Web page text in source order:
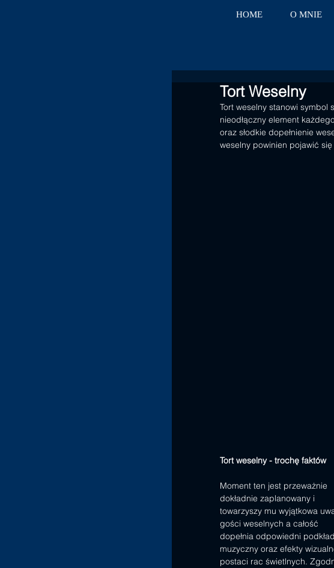
HOME O MNIE
Tort Weselny
Tort weselny stanowi symbol
nieodłączny element
oraz słodkie dopełnienie
weselny powinien pojawić się
Tort weselny - trochę faktów
Moment ten jest przeważnie
dokładnie zaplanowany i
towarzyszy mu wyjątkowa
gości weselnych a całość
dopełnia odpowiedni podkład
muzyczny oraz efekty
postaci rac świetlnych.